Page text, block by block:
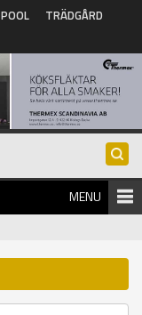
POOL
TRÄDGÅRD
MENU